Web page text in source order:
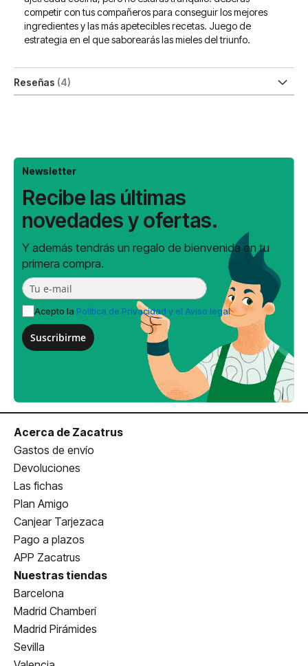
competir con tus compañeros para conseguir los mejores
ingredientes y las más apetecibles recetas. Juego de
estrategia en el que saborearás las mieles del triunfo.
Reseñas 4
Newsletter
Recibe las últimas
novedades y ofertas.
Y además tendrás un regalo de bienvenida en tu
primera compra.
Acepto la Política de Privacidad y el Aviso legal
Suscribirme
Acerca de Zacatrus
Gastos de envío
Devoluciones
Las fichas
Plan Amigo
Canjear Tarjezaca
Pago a plazos
APP Zacatrus
Nuestras tiendas
Barcelona
Madrid Chamberí
Madrid Pirámides
Sevilla